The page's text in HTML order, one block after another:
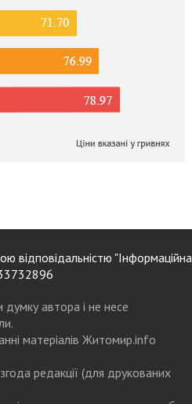
відповідальністю "Інформаційна
думку автора і не несе
матеріалів Житомир.info
редакції (для друкованих